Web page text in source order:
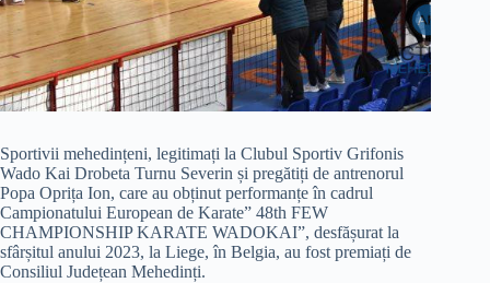
Sportivii mehedințeni, legitimați la Clubul Sportiv Grifonis
Wado Kai Drobeta Turnu Severin și pregătiți de antrenorul
Popa Oprița Ion, care au obținut performanțe în cadrul
Campionatului European de Karate” 48th FEW
CHAMPIONSHIP KARATE WADOKAI”, desfășurat la
sfârșitul anului 2023, la Liege, în Belgia, au fost premiați de
Consiliul Județean Mehedinți.